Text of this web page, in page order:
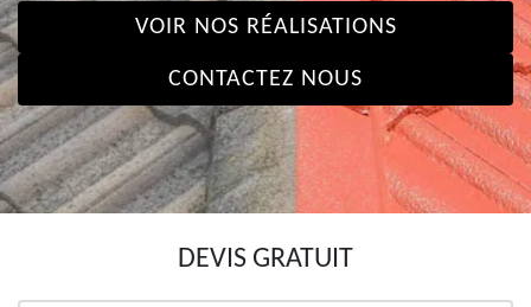
VOIR NOS RÉALISATIONS
CONTACTEZ NOUS
DEVIS GRATUIT